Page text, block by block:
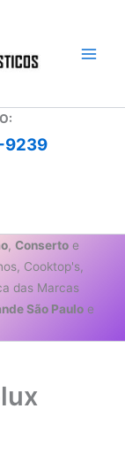
9239
, Consertoe
Cooktop's,
das Marcas
São Pauloe